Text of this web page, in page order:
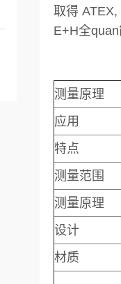
取得
E+H全
测量原理
应用
特点
测量范围
测量原理
设计
材质